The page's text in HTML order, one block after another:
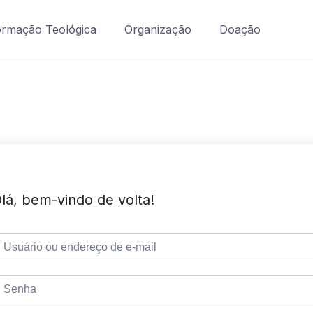
Teológica Organização Doação
bem-vindo de volta!